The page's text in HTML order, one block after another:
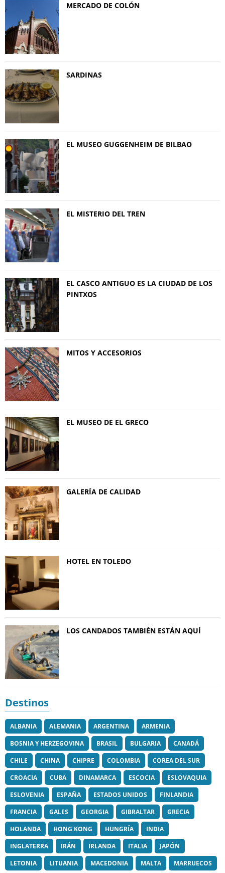
MERCADO DE COLÓN
SARDINAS
EL MUSEO GUGGENHEIM DE BILBAO
EL MISTERIO DEL TREN
EL CASCO ANTIGUO ES LA CIUDAD DE LOS
PINTXOS
MITOS Y ACCESORIOS
EL MUSEO DE EL GRECO
GALERÍA DE CALIDAD
HOTEL EN TOLEDO
LOS CANDADOS TAMBIÉN ESTÁN AQUÍ
Destinos
ALBANIA ALEMANIA ARGENTINA
ARMENIA
BOSNIA Y HERZEGOVINA
BRASIL BULGARIA
CANADÁ
CHILE
CHINA CHIPRE COLOMBIA
COREA DEL SUR
CROACIA
CUBA DINAMARCA ESCOCIA
ESLOVAQUIA
ESLOVENIA
ESPAÑA ESTADOS UNIDOS
FINLANDIA
FRANCIA
GALES GEORGIA GIBRALTAR
GRECIA
HOLANDA
HONG KONG HUNGRÍA
INDIA
INGLATERRA
IRÁN IRLANDA ITALIA
JAPÓN
LETONIA
LITUANIA MACEDONIA MALTA MARRUECOS